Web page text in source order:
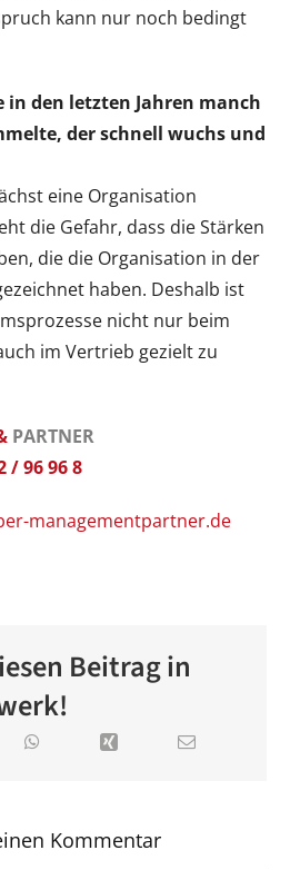
kann nur noch bedingt
in den letzten Jahren manch
der schnell wuchs und
eine Organisation
die Gefahr, dass die Stärken
die die Organisation in der
haben. Deshalb ist
nicht nur beim
im Vertrieb gezielt zu
PARTNER
/ 96 96 8
managementpartner.de
Beitrag in
Kommentar